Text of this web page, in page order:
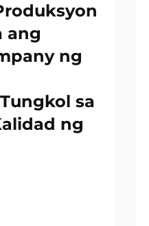
ang
ng
sa
ng